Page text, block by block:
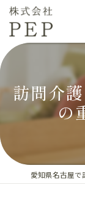
訪問介
の